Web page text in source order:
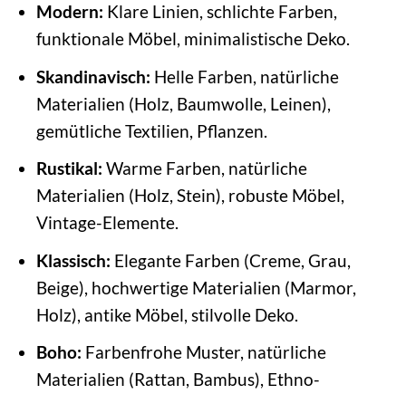
Modern: Klare Linien, schlichte Farben,
funktionale Möbel, minimalistische Deko.
Skandinavisch: Helle Farben, natürliche
Materialien (Holz, Baumwolle, Leinen),
gemütliche Textilien, Pflanzen.
Rustikal: Warme Farben, natürliche
Materialien (Holz, Stein), robuste Möbel,
Vintage-Elemente.
Klassisch: Elegante Farben (Creme, Grau,
Beige), hochwertige Materialien (Marmor,
Holz), antike Möbel, stilvolle Deko.
Boho: Farbenfrohe Muster, natürliche
Materialien (Rattan, Bambus), Ethno-